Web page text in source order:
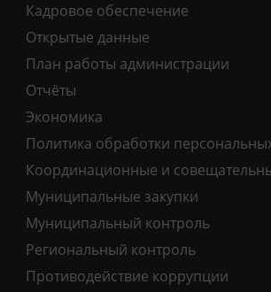
Кадровое обеспечение
Открытые данные
План работы администрации
Отчёты
Экономика
Политика обработки
Координационные и
Муниципальные закупки
Муниципальный контроль
Региональный контроль
Противодействие коррупции